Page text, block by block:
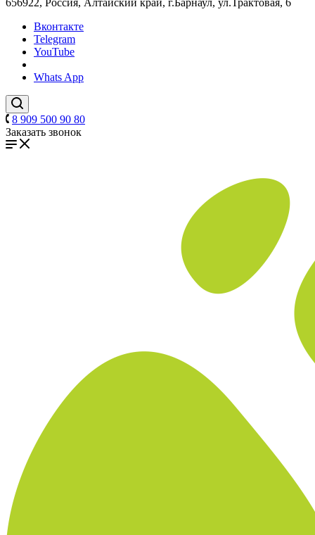
656922, Россия, Алтайский край, г.Барнаул, ул.Трактовая, 6
Вконтакте
Telegram
YouTube
Whats App
8 909 500 90 80
Заказать звонок